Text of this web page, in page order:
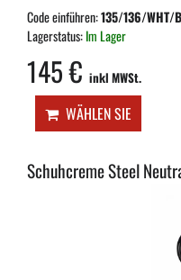
Code einführen:135/136/WHT/B
Lagerstatus:Im Lager
145 € inkl MWSt.
WÄHLEN SIE
Schuhcreme Steel